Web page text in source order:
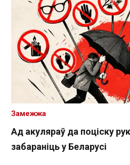
Ад акуляраў да поціску
забараніць у Беларусі
Замежжа